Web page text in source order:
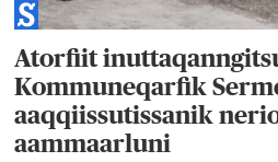
Atorfiit
Kommuneqarfik
aaqqiissutissanik
aammaarluni